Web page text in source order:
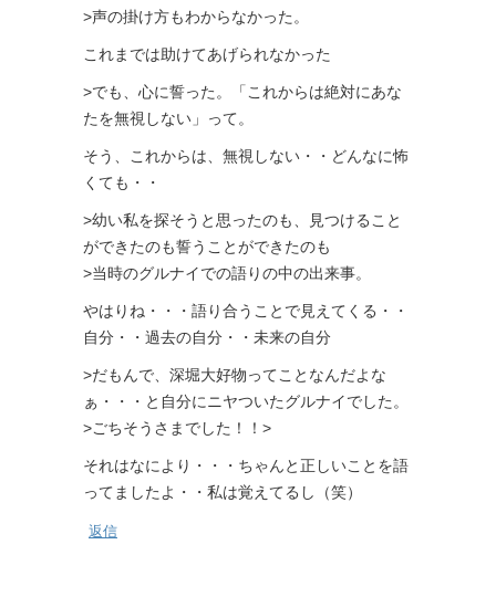
>声の掛け方もわからなかった。
これまでは助けてあげられなかった
>でも、心に誓った。「これからは絶対にあな
たを無視しない」って。
そう、これからは、無視しない・・どんなに怖
くても・・
>幼い私を探そうと思ったのも、見つけること
ができたのも誓うことができたのも
>当時のグルナイでの語りの中の出来事。
やはりね・・・語り合うことで見えてくる・・
自分・・過去の自分・・未来の自分
>だもんで、深堀大好物ってことなんだよな
ぁ・・・と自分にニヤついたグルナイでした。
>ごちそうさまでした！！>
それはなにより・・・ちゃんと正しいことを語
ってましたよ・・私は覚えてるし（笑）
返信